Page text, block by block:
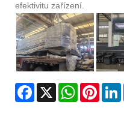
efektivitu zařízení.
Facebook
X WhatsApp